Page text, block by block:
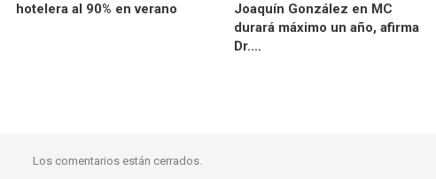
hotelera al 90% en verano
Joaquín González en MC
durará máximo un año, afirma
Dr.…
Los comentarios están cerrados.